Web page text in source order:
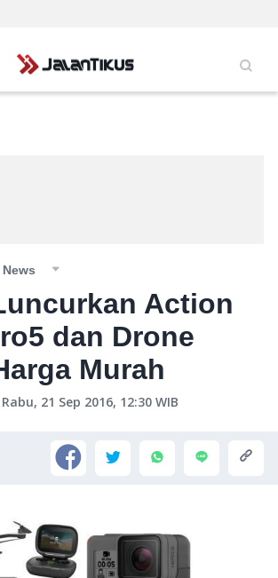
News
Action
dan Drone
Murah
Rabu, 21 Sep 2016, 12:30 WIB